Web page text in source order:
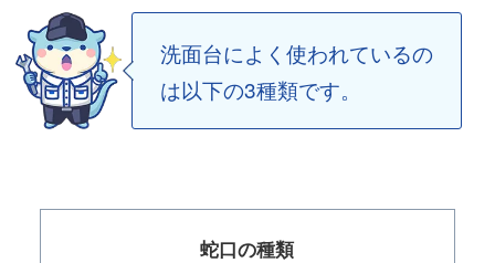
洗面台によく使われているの
は以下の3種類です。
蛇口の種類